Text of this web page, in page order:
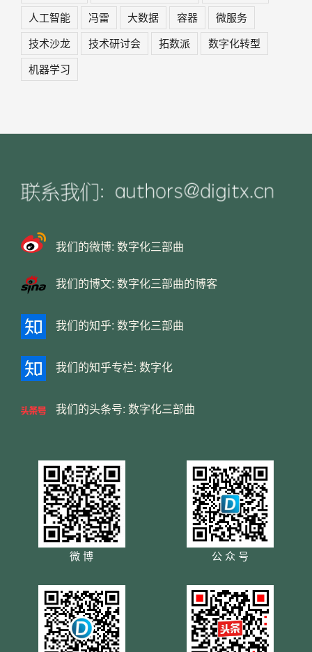
人工智能
冯雷 大数据 容器
微服务
技术沙龙
技术研讨会 拓数派
数字化转型
机器学习
我们的微博: 数字化三部曲
我们的博文: 数字化三部曲的博客
我们的知乎: 数字化三部曲
我们的知乎专栏: 数字化
我们的头条号: 数字化三部曲
微 博 公 众 号